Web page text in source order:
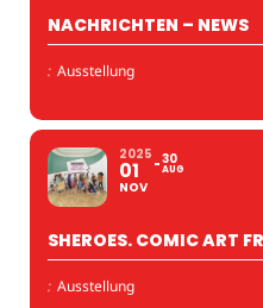
NACHRICHTEN – NEWS
: Ausstellung
2025
01
NOV
30
AUG
SHEROES. COMIC ART
: Ausstellung